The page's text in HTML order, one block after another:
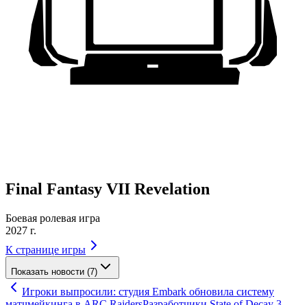
Final Fantasy VII Revelation
Боевая ролевая игра
2027 г.
К странице игры
Показать новости (7)
Игроки выпросили: студия Embark обновила систему